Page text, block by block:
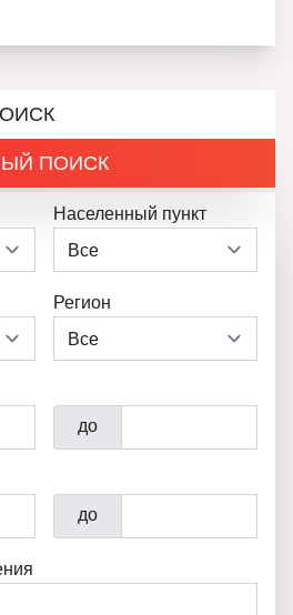
ПОИСК
Населенный пункт
Регион
до
до